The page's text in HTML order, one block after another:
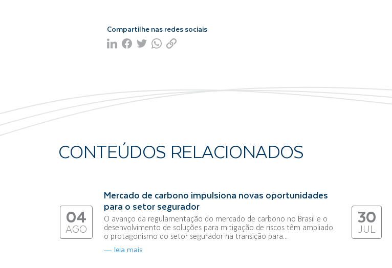
Compartilhe nas redes sociais
CONTEÚDOS RELACIONADOS
04
AGO
Mercado de carbono impulsiona novas oportunidades
para o setor segurador
O avanço da regulamentação do mercado de carbono no Brasil e o
desenvolvimento de soluções para mitigação de riscos têm ampliado
o protagonismo do setor segurador na transição para...
leia mais
30
JUL